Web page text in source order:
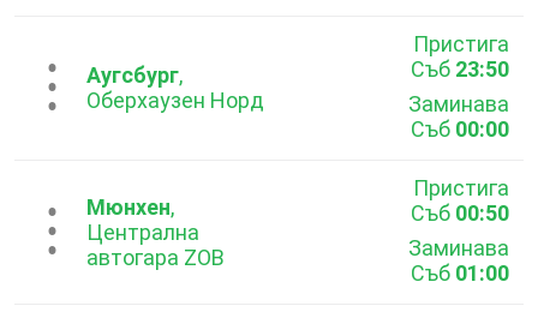
...Аугсбург,
Оберхаузен Норд
Пристига
Съб 23:50
Заминава
Съб 00:00
...Мюнхен,
Централна
автогара ZOB
Пристига
Съб 00:50
Заминава
Съб 01:00